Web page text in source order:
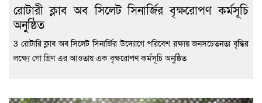
রোটারী ক্লাব অব সিলেট সিনার্জির বৃক্ষরোপণ কর্মসূচি
অনুষ্ঠিত
3 রোটারি ক্লাব অব সিলেট সিনার্জির উদ্যোগে পরিবেশ রক্ষায় জনসচেতনতা বৃদ্ধির
লক্ষ্যে গো গ্রিণ এর আওতায় এক বৃক্ষরোপণ কর্মসূচি অনুষ্ঠিত